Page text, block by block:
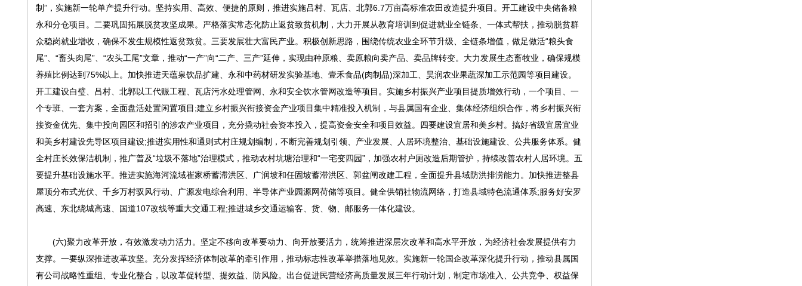
制”，实施新一轮单产提升行动。坚持实用、高效、便捷的原则，推进实施吕村、瓦店、北郭6.7万亩高标准农田改造提升项目。开工建设中央储备粮
永和分仓项目。二要巩固拓展脱贫攻坚成果。严格落实常态化防止返贫致贫机制，大力开展从教育培训到促进就业全链条、一体式帮扶，推动脱贫群
众稳岗就业增收，确保不发生规模性返贫致贫。三要发展壮大富民产业。积极创新思路，围绕传统农业全环节升级、全链条增值，做足做活“粮头食
尾”、“畜头肉尾”、“农头工尾”文章，推动“一产”向“二产、三产”延伸，实现由种原粮、卖原粮向卖产品、卖品牌转变。大力发展生态畜牧业，确保规模
养殖比例达到75%以上。加快推进天蕴泉饮品扩建、永和中药材研发实验基地、壹禾食品(肉制品)深加工、昊润农业果蔬深加工示范园等项目建设。
开工建设白璧、吕村、北郭以工代赈工程、瓦店污水处理管网、永和安全饮水管网改造等项目。实施乡村振兴产业项目提质增效行动，一个项目、一
个专班、一套方案，全面盘活处置闲置项目;建立乡村振兴衔接资金产业项目集中精准投入机制，与县属国有企业、集体经济组织合作，将乡村振兴衔
接资金优先、集中投向园区和招引的涉农产业项目，充分撬动社会资本投入，提高资金安全和项目效益。四要建设宜居和美乡村。搞好省级宜居宜业
和美乡村建设先导区项目建设;推进实用性和通则式村庄规划编制，不断完善规划引领、产业发展、人居环境整治、基础设施建设、公共服务体系。健
全村庄长效保洁机制，推广普及“垃圾不落地”治理模式，推动农村坑塘治理和“一宅变四园”，加强农村户厕改造后期管护，持续改善农村人居环境。五
要提升基础设施水平。推进实施海河流域崔家桥蓄滞洪区、广润坡和任固坡蓄滞洪区、郭盆闸改建工程，全面提升县域防洪排涝能力。加快推进整县
屋顶分布式光伏、千乡万村驭风行动、广源发电综合利用、半导体产业园源网荷储等项目。健全供销社物流网络，打造县域特色流通体系;服务好安罗
高速、东北绕城高速、国道107改线等重大交通工程;推进城乡交通运输客、货、物、邮服务一体化建设。
(六)聚力改革开放，有效激发动力活力。坚定不移向改革要动力、向开放要活力，统筹推进深层次改革和高水平开放，为经济社会发展提供有力
支撑。一要纵深推进改革攻坚。充分发挥经济体制改革的牵引作用，推动标志性改革举措落地见效。实施新一轮国企改革深化提升行动，推动县属国
有公司战略性重组、专业化整合，以改革促转型、提效益、防风险。出台促进民营经济高质量发展三年行动计划，制定市场准入、公共竞争、权益保